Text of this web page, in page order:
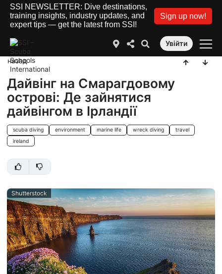
SSI NEWSLETTER: Dive destinations,
training insights, industry updates, and
expert tips — get the latest from SSI!
Sign up now!
Увійти
назад
Дайвінг на Смарагдовому
острові: Де зайнятися
дайвінгом в Ірландії
scuba diving environment marine life wreck diving
travel
ireland
Shutterstock